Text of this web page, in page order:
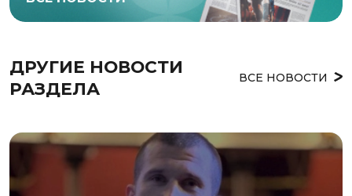
ДРУГИЕ НОВОСТИ
РАЗДЕЛА
ВСЕ НОВОСТИ